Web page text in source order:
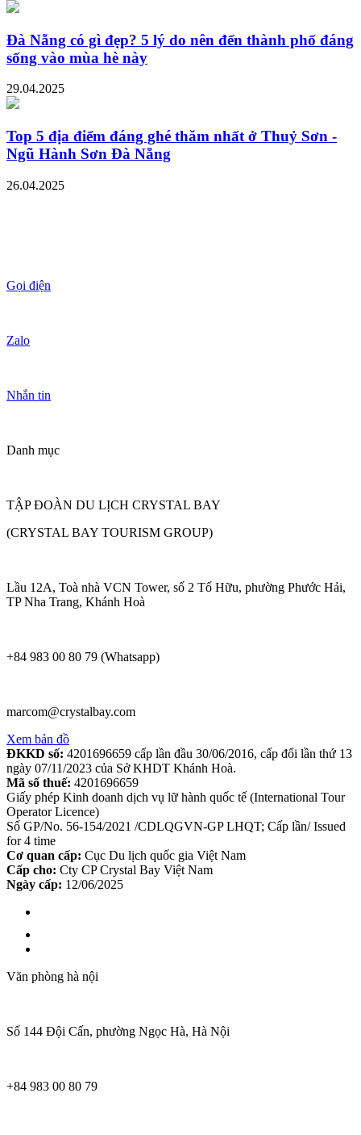
Đà Nẵng có gì đẹp? 5 lý do nên đến thành phố đáng
sống vào mùa hè này
29.04.2025
Top 5 địa điểm đáng ghé thăm nhất ở Thuỷ Sơn -
Ngũ Hành Sơn Đà Nẵng
26.04.2025
Gọi điện
Zalo
Nhắn tin
Danh mục
TẬP ĐOÀN DU LỊCH CRYSTAL BAY
(CRYSTAL BAY TOURISM GROUP)
Lầu 12A, Toà nhà VCN Tower, số 2 Tố Hữu, phường Phước Hải,
TP Nha Trang, Khánh Hoà
+84 983 00 80 79 (Whatsapp)
marcom@crystalbay.com
Xem bản đồ
ĐKKD số: 4201696659 cấp lần đầu 30/06/2016, cấp đổi lần thứ 13
ngày 07/11/2023 của Sở KHDT Khánh Hoà.
Mã số thuế: 4201696659
Giấy phép Kinh doanh dịch vụ lữ hành quốc tế (International Tour
Operator Licence)
Số GP/No. 56-154/2021 /CDLQGVN-GP LHQT; Cấp lần/ Issued
for 4 time
Cơ quan cấp: Cục Du lịch quốc gia Việt Nam
Cấp cho: Cty CP Crystal Bay Việt Nam
Ngày cấp: 12/06/2025
Văn phòng hà nội
Số 144 Đội Cấn, phường Ngọc Hà, Hà Nội
+84 983 00 80 79